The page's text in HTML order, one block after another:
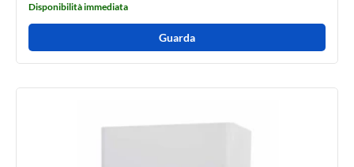
Disponibilità immediata
Guarda